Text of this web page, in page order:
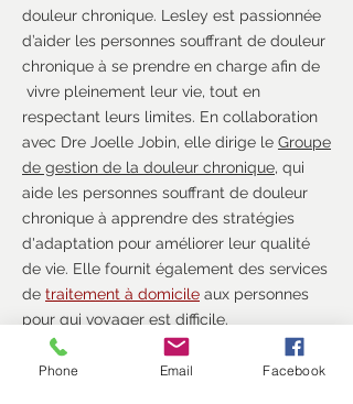
douleur chronique. Lesley est passionnée
d’aider les personnes souffrant de douleur
chronique à se prendre en charge afin de
vivre pleinement leur vie, tout en
respectant leurs limites. En collaboration
avec Dre Joelle Jobin, elle dirige le Groupe
de gestion de la douleur chronique, qui
aide les personnes souffrant de douleur
chronique à apprendre des stratégies
d'adaptation pour améliorer leur qualité
de vie. Elle fournit également des services
de traitement à domicile aux personnes
pour qui voyager est difficile.
Phone Email Facebook